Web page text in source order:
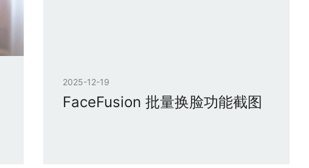
2025-12-19
FaceFusion 批量换脸功能截图